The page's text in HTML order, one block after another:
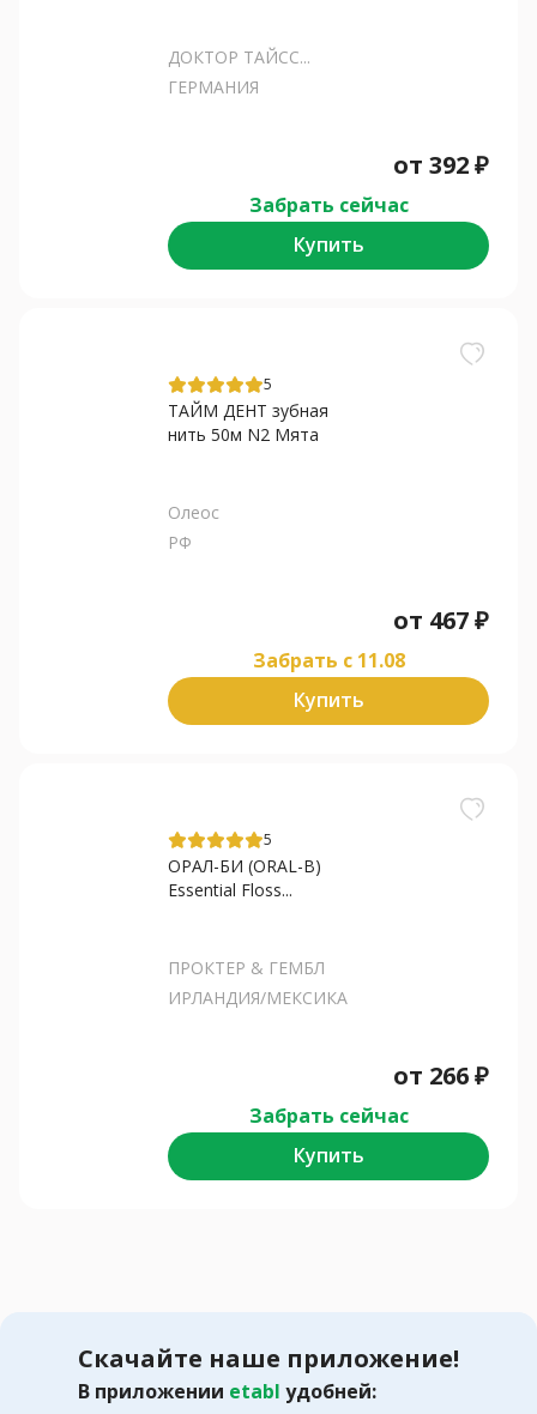
ДОКТОР ТАЙСС...
ГЕРМАНИЯ
от 392₽
Забрать сейчас
Купить
5
ТАЙМ ДЕНТ зубная
нить 50м N2 Мята
Олеос
РФ
от 467₽
Забрать c 11.08
Купить
5
ОРАЛ-БИ (ORAL-B)
Essential Floss...
ПРОКТЕР & ГЕМБЛ
ИРЛАНДИЯ/МЕКСИКА
от 266₽
Забрать сейчас
Купить
Скачайте наше приложение!
В приложении etabl удобней: